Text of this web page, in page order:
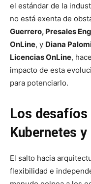
el estándar de la
no está exenta de
Guerrero, Presales
OnLine, y Diana
Licencias OnLine,
impacto de esta
para potenciarlo.
Los desafíos
Kubernetes
El salto hacia
flexibilidad e